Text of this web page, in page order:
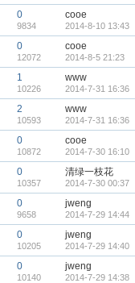
0
9834
cooe
2014-8-10 13:43
0
12072
cooe
2014-8-5 21:23
1
10226
www
2014-7-31 16:36
2
10593
www
2014-7-31 16:36
0
10872
cooe
2014-7-30 16:10
0
10357
清绿一枝花
2014-7-30 00:37
0
9658
jweng
2014-7-29 14:44
0
10205
jweng
2014-7-29 14:40
0
10140
jweng
2014-7-29 14:38